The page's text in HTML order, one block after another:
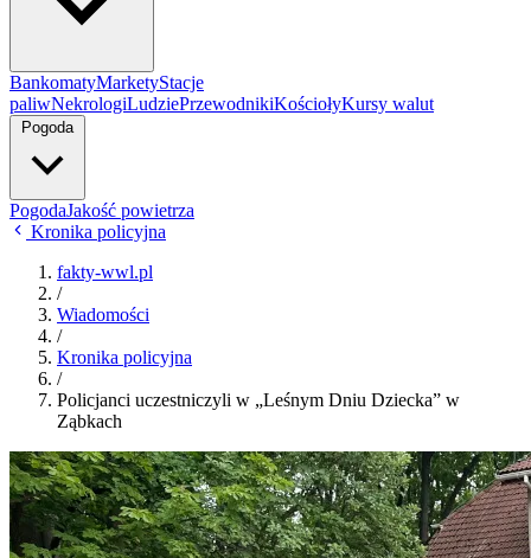
BankomatyMarketyStacje
paliwNekrologiLudziePrzewodnikiKościołyKursy walut
Pogoda
PogodaJakość powietrza
Kronika policyjna
fakty-wwl.pl
/
Wiadomości
/
Kronika policyjna
/
Policjanci uczestniczyli w „Leśnym Dniu Dziecka” w
Ząbkach